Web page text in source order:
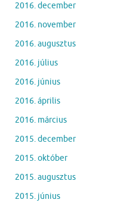
2016. december
2016. november
2016. augusztus
2016. július
2016. június
2016. április
2016. március
2015. december
2015. október
2015. augusztus
2015. június